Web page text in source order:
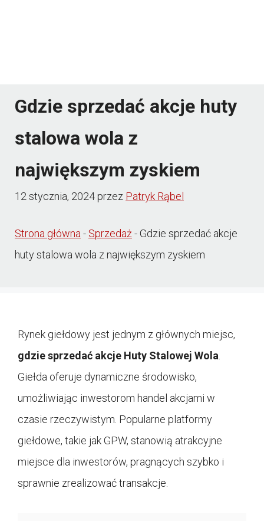
Gdzie sprzedać akcje huty
stalowa wola z
największym zyskiem
12 stycznia, 2024przez Patryk Rąbel
Strona główna- Sprzedaż-Gdzie sprzedać akcje
huty stalowa wola z największym zyskiem
Rynek giełdowy jest jednym z głównych miejsc,
gdzie sprzedać akcje Huty Stalowej Wola
Giełda oferuje dynamiczne środowisko,
umożliwiając inwestorom handel akcjami w
czasie rzeczywistym. Popularne platformy
giełdowe, takie jak GPW, stanowią atrakcyjne
miejsce dla inwestorów, pragnących szybko i
sprawnie zrealizować transakcje.